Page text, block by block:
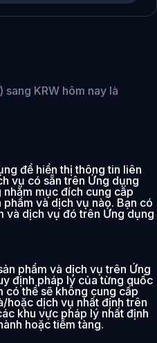
sang KRW hôm nay là
để hiển thị thông tin liên
vụ có sẵn trên Ứng dụng
mục đích cung cấp
và dịch vụ nào. Bạn có
và dịch vụ đó trên Ứng dụng
phẩm và dịch vụ trên Ứng
định pháp lý của từng quốc
thể sẽ không cung cấp
hoặc dịch vụ nhất định trên
khu vực pháp lý nhất định
hoặc tiềm tàng.